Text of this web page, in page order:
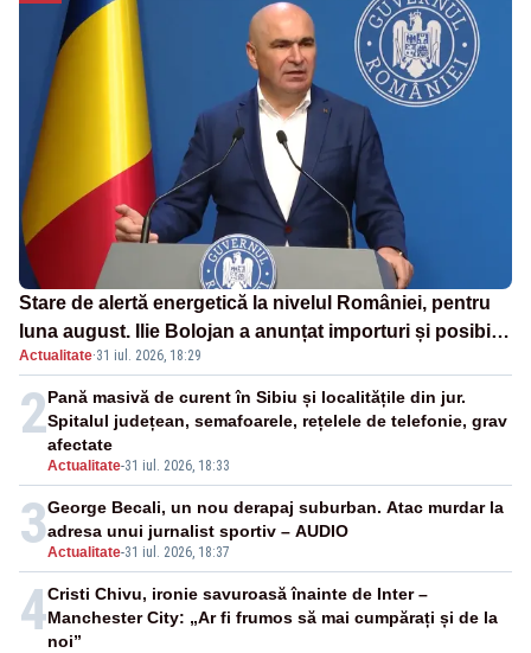
Stare de alertă energetică la nivelul României, pentru
luna august. Ilie Bolojan a anunțat importuri și posibile
restricții – VIDEO
Actualitate·31 iul. 2026, 18:29
2
Actualitate-31 iul. 2026, 18:33
Pană masivă de curent în Sibiu și localitățile din jur.
Spitalul județean, semafoarele, rețelele de telefonie, grav
afectate
3Actualitate-31 iul. 2026, 18:37
George Becali, un nou derapaj suburban. Atac murdar la
adresa unui jurnalist sportiv – AUDIO
4Cristi Chivu, ironie savuroasă înainte de Inter –
Manchester City: „Ar fi frumos să mai cumpărați și de la
noi”